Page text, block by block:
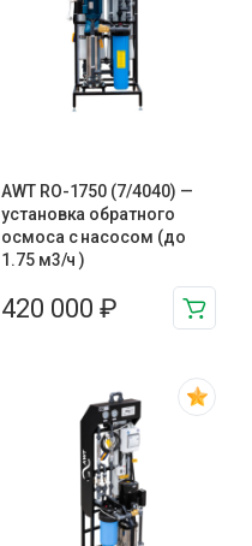
AWT RO-1750 (7/4040) —
установка обратного
осмоса с насосом (до
1.75 м3/ч )
420 000 ₽